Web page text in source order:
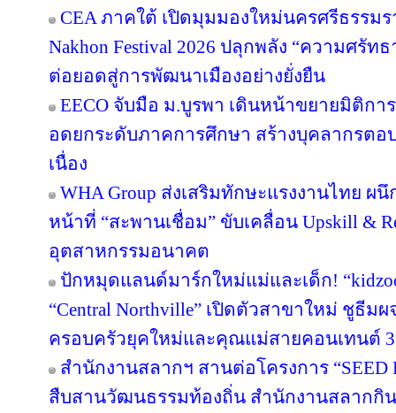
CEA ภาคใต้ เปิดมุมมองใหม่นครศรีธรรมร
Nakhon Festival 2026 ปลุกพลัง “ความศรัท
ต่อยอดสู่การพัฒนาเมืองอย่างยั่งยืน
EECO จับมือ ม.บูรพา เดินหน้าขยายมิติก
อดยกระดับภาคการศึกษา สร้างบุคลากรต
เนื่อง
WHA Group ส่งเสริมทักษะแรงงานไทย ผ
หน้าที่ “สะพานเชื่อม” ขับเคลื่อน Upskill &
อุตสาหกรรมอนาคต
ปักหมุดแลนด์มาร์กใหม่แม่และเด็ก!
“Central Northville” เปิดตัวสาขาใหม่ ชูธีม
ครอบครัวยุคใหม่และคุณแม่สายคอนเทนต์
สำนักงานสลากฯ สานต่อโครงการ “SEED
สืบสานวัฒนธรรมท้องถิ่น สำนักงานสลากกิน